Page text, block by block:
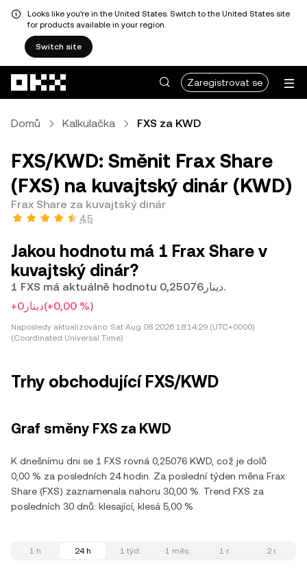
Looks like you're in the United States. Switch to the United States site
for products available in your region.
Switch site
Zaregistrovat se
Domů Kalkulačka FXS za KWD
FXS/KWD: Směnit Frax Share
(FXS) na kuvajtský dinár (KWD)
Frax Share za kuvajtský dinár
4,5
Jakou hodnotu má 1 Frax Share v
kuvajtský dinár?
1 FXS má aktuálně hodnotu دينار0,25076.
+دينار0(+0,00 %)
Naposledy aktualizováno: Sat Aug 08 2026 18:14:29 (UTC+0000)
(Coordinated Universal Time)
Trhy obchodující FXS/KWD
Graf směny FXS za KWD
K dnešnímu dni se 1 FXS rovná 0,25076 KWD, což je dolů
0,00 % za posledních 24 hodin. Za poslední týden měna Frax
Share (FXS) zaznamenala nahoru 30,00 %. Trend FXS za
posledních 30 dnů: klesající, klesá 5,00 %.
1 h 24 h 1 týd. 1 měs. 1 r. 2 r.